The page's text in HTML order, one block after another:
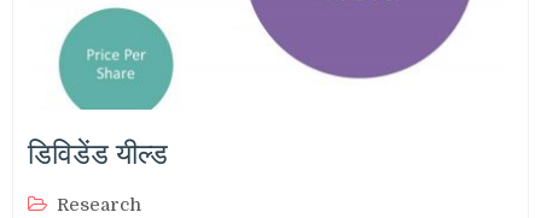
डिविडेंड यील्ड
Research